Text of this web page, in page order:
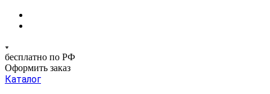
бесплатно по РФ
Оформить заказ
Каталог